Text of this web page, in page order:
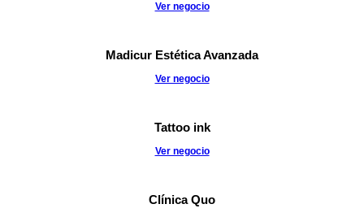
Ver negocio
Madicur Estética Avanzada
Ver negocio
Tattoo ink
Ver negocio
Clínica Quo